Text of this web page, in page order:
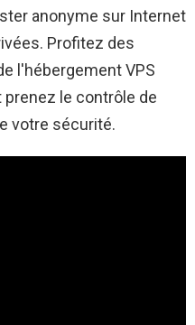
anonyme sur Internet
Profitez des
l'hébergement VPS
prenez le contrôle de
votre sécurité.